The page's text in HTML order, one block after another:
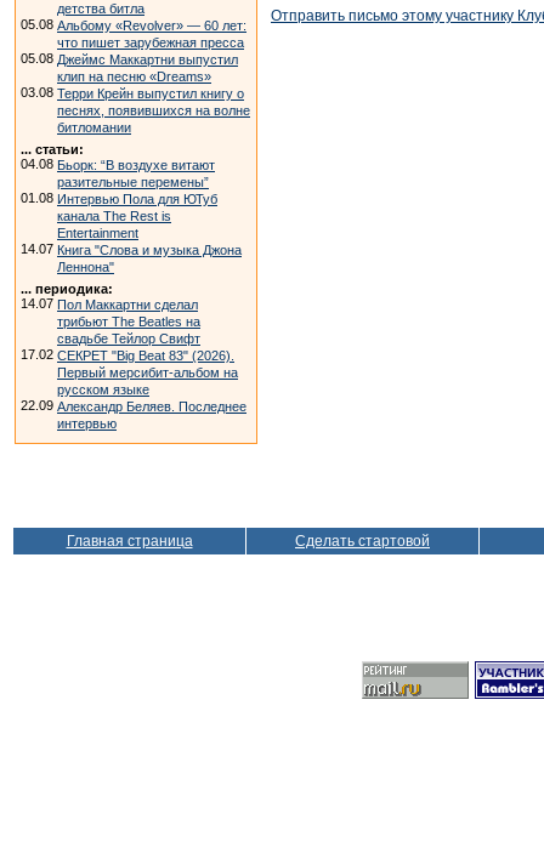
детства битла
05.08 Альбому «Revolver» — 60 лет:
что пишет зарубежная пресса
05.08 Джеймс Маккартни выпустил
клип на песню «Dreams»
03.08 Терри Крейн выпустил книгу о
песнях, появившихся на волне
битломании
... статьи:
04.08 Бьорк: “В воздухе витают
разительные перемены”
01.08 Интервью Пола для ЮТуб
канала The Rest is
Entertainment
14.07 Книга "Слова и музыка Джона
Леннона"
... периодика:
14.07 Пол Маккартни сделал
трибьют The Beatles на
свадьбе Тейлор Свифт
17.02 СЕКРЕТ "Big Beat 83" (2026).
Первый мерсибит-альбом на
русском языке
22.09 Александр Беляев. Последнее
интервью
Отправить письмо этому участнику
Главная страница Сделать стартовой